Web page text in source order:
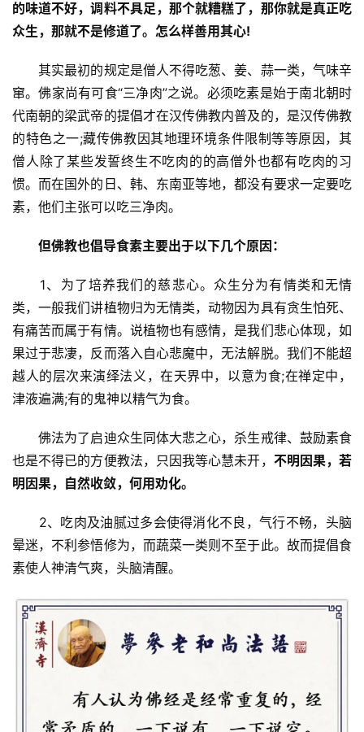
点
僧
音
高
谈
菩
提
专
题
的味道不好，调料不具足，那个就糟糕了，那你就是真正吃
众生，那就不是修道了。怎么样善用其心!
其实最初的规定是僧人不得吃葱、姜、蒜一类，气味辛
窜。佛家尚有可食“三净肉”之说。必须吃素是始于南北朝时
代南朝的梁武帝的提倡才在汉传佛教内普及的，是汉传佛教
的特色之一;藏传佛教因其地理环境条件限制等等原因，其
僧人除了某些发誓终生不吃肉的的高僧外也都有吃肉的习
惯。而在国外的日、韩、东南亚等地，都没有要求一定要吃
素，他们主张可以吃三净肉。
但佛教也倡导食素主要出于以下几个原因：
1、为了培养我们的慈悲心。众生分为有情类和无情
类，一般我们讲植物归为无情类，动物因为具有贪生怕死、
有痛苦而属于有情。说植物也有感情，是我们悲心体现，如
果过于悲凄，反而落入自心悲魔中，无法解脱。我们不能超
越人的层次来演绎法义，在天界中，以意为食;在禅定中，
津液遍满;有的鬼神以精气为食。
佛法为了启迪众生同体大悲之心，杀生戒律、鼓励素食
也是不得已的方便教法，只因我等心慧未开， 不明因果，若
明因果，自然收敛，何用劝化。
2、吃肉及油腻过多会使得消化不良，气行不畅，头脑
晕迷，不利参悟修为，而蔬菜一类则不至于此。故而提倡食
素使人神清气爽，头脑清醒。